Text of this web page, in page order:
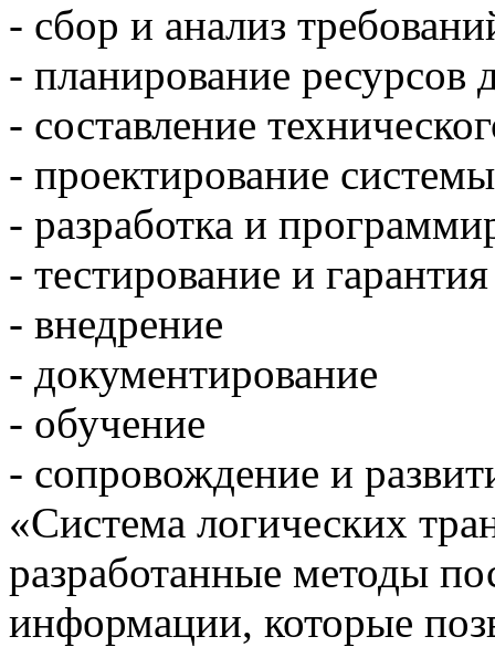
- сбор и анализ
- планирование ресурсов
- составление
- проектирование системы
- разработка и
- тестирование и гарантия
- внедрение
- документирование
- обучение
- сопровождение и
«Система логических
разработанные методы
информации, которые